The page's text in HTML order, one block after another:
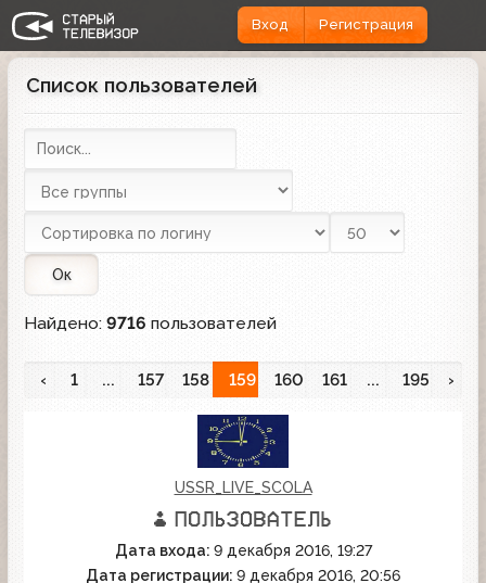
Вход Регистрация
Список пользователей
Ок
Найдено: 9716 пользователей
‹ 1 ... 157 158 159 160 161 ... 195 ›
USSR_LIVE_SCOLA
Дата входа: 9 декабря 2016, 19:27
Дата регистрации: 9 декабря 2016, 20:56